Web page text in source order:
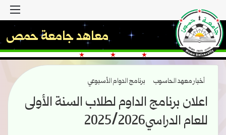
معاهد جامعة حمص
أخبار معهد الحاسوب برنامج الدوام الأسبوعي
اعلان برنامج الداوم لطلاب السنة الأولى
للعام الدراسي2025/2026